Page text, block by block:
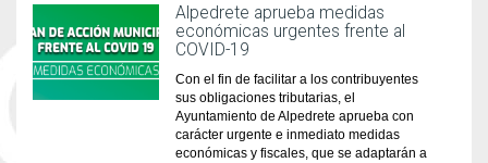
Alpedrete aprueba medidas
económicas urgentes frente al
COVID-19
Con el fin de facilitar a los contribuyentes
sus obligaciones tributarias, el
Ayuntamiento de Alpedrete aprueba con
carácter urgente e inmediato medidas
económicas y fiscales, que se adaptarán a